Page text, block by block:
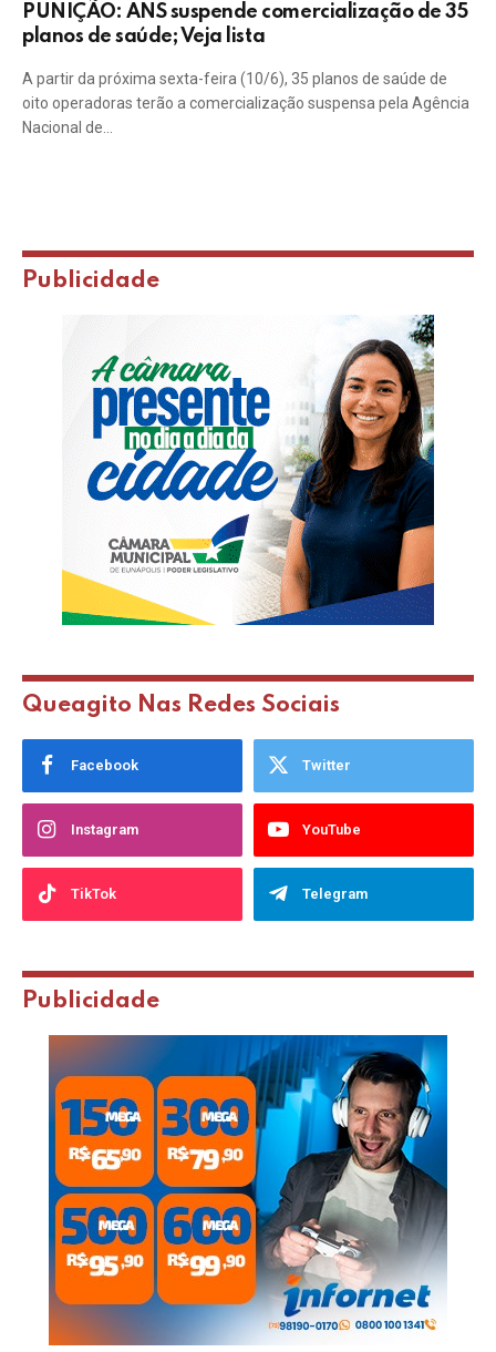
PUNIÇÃO: ANS suspende comercialização de 35
planos de saúde; Veja lista
A partir da próxima sexta-feira (10/6), 35 planos de saúde de
oito operadoras terão a comercialização suspensa pela Agência
Nacional de…
Publicidade
Queagito Nas Redes Sociais
Facebook Twitter
Instagram YouTube
TikTok Telegram
Publicidade